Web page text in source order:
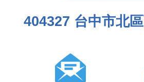
404327 台中市北